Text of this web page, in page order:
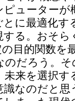
ューターが
に最適化す
る。おそら
目的関数を
のだろう。
未来を選択
なのだと思